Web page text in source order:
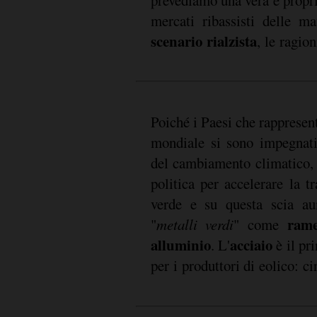
mercati ribassisti delle
scenario rialzista, le
Poiché i Paesi che
mondiale si sono
del cambiamento
politica per accelerare la
verde e su questa scia
"metalli verdi" come
alluminio. L'acciaioè il
per i produttori di eolico: